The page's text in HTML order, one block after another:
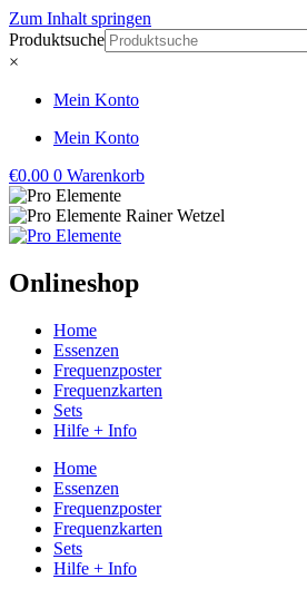
Zum Inhalt springen
Produktsuche
×
Mein Konto
Mein Konto
€0.00 0 Warenkorb
Onlineshop
Home
Essenzen
Frequenzposter
Frequenzkarten
Sets
Hilfe + Info
Home
Essenzen
Frequenzposter
Frequenzkarten
Sets
Hilfe + Info